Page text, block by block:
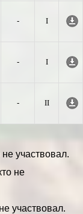
-
I
-
I
-
II
не участвовал.
не
участвовал.